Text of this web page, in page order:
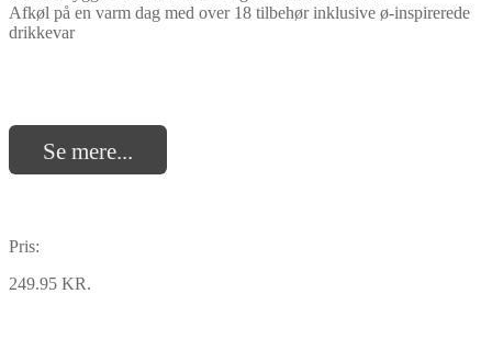
Afkøl på en varm dag med over 18 tilbehør inklusive ø-inspirerede
drikkevar
Se mere...
Pris:
249.95 KR.